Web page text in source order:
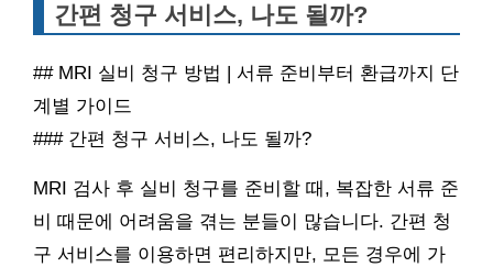
간편 청구 서비스, 나도 될까?
## MRI 실비 청구 방법 | 서류 준비부터 환급까지 단
계별 가이드
### 간편 청구 서비스, 나도 될까?
MRI 검사 후 실비 청구를 준비할 때, 복잡한 서류 준
비 때문에 어려움을 겪는 분들이 많습니다. 간편 청
구 서비스를 이용하면 편리하지만, 모든 경우에 가